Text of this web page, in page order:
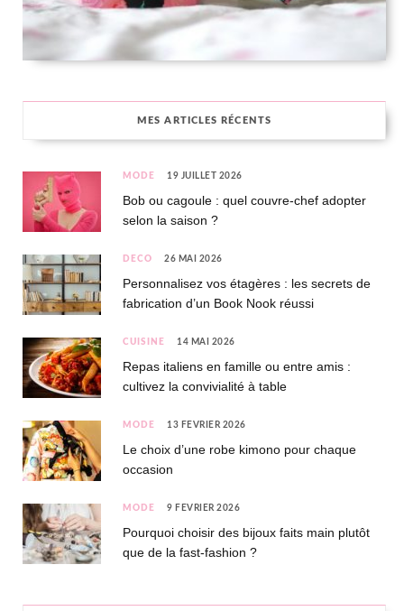
MES ARTICLES RÉCENTS
MODE 19 JUILLET 2026
Bob ou cagoule : quel couvre-chef adopter
selon la saison ?
DÉCO 26 MAI 2026
Personnalisez vos étagères : les secrets de
fabrication d’un Book Nook réussi
CUISINE 14 MAI 2026
Repas italiens en famille ou entre amis :
cultivez la convivialité à table
MODE 13 FÉVRIER 2026
Le choix d’une robe kimono pour chaque
occasion
MODE 9 FÉVRIER 2026
Pourquoi choisir des bijoux faits main plutôt
que de la fast-fashion ?